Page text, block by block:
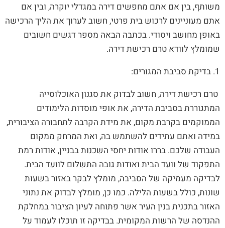
משותף, בין אם אתם מחפשים דירה במגדלי יוקרה, ובין אם
אתם מעוניינים לרכוש בית פרטי, חשוב לערוך את הליך הרכישה
באופן מחושב ויסודי. בכתבה הבאה מספר דגשים חשובים
שמומלץ לוודא טרם רכישת דירה.
1. בדיקת סביבת המגורים:
טרם רכישת דירה, חשוב לבדוק את סגנון האוכלוסייה
המתגוררת בסביבת הדירה, את אופי מוסדות הלימודים
הממוקמים בקרבת מקום, את מידת הקרבה לתחבורה הציבורית,
במידה ואתם עתידים להשתמש בה, ואת המרחק ממקום
העבודה שלכם. בררו אודות יחסי השכנות בבניין, אודות רמת
התפקוד של וועד הבית ואודות גובה התשלום לוועד הבית.
לבדיקה מעמיקה של הסביבה, מומלץ לבקר באזור בשעות
שונות, כולל בשעות הלילה. כמו כן, מומלץ לבדוק את נתוני
האזור בתכנית בנין העיר אשר פתוחה לעיון הציבור במחלקת
ההנדסה של הרשות המקומית. בבדיקה זו תוכלו לעמוד על